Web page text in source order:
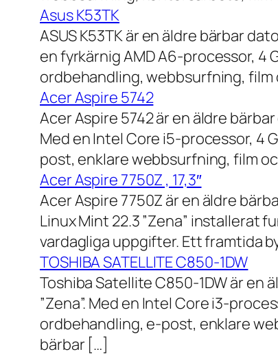
Asus K53TK
ASUS K53TK är en äldre bärbar
en fyrkärnig AMD A6-processor, 4
ordbehandling, webbsurfning, film
Acer Aspire 5742
Acer Aspire 5742 är en äldre
Med en Intel Core i5-processor, 4
post, enklare webbsurfning, film
Acer Aspire 7750Z , 17,3″
Acer Aspire 7750Z är en äldre
Linux Mint 22.3 ”Zena”
vardagliga uppgifter. Ett framtida
TOSHIBA SATELLITE C850-1DW
Toshiba Satellite C850-1DW är en
”Zena”. Med en Intel Core i3-
ordbehandling, e-post, enklare
bärbar […]